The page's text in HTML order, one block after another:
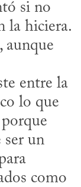
si no
la hiciera.
aunque
entre la
lo que
ser un
como